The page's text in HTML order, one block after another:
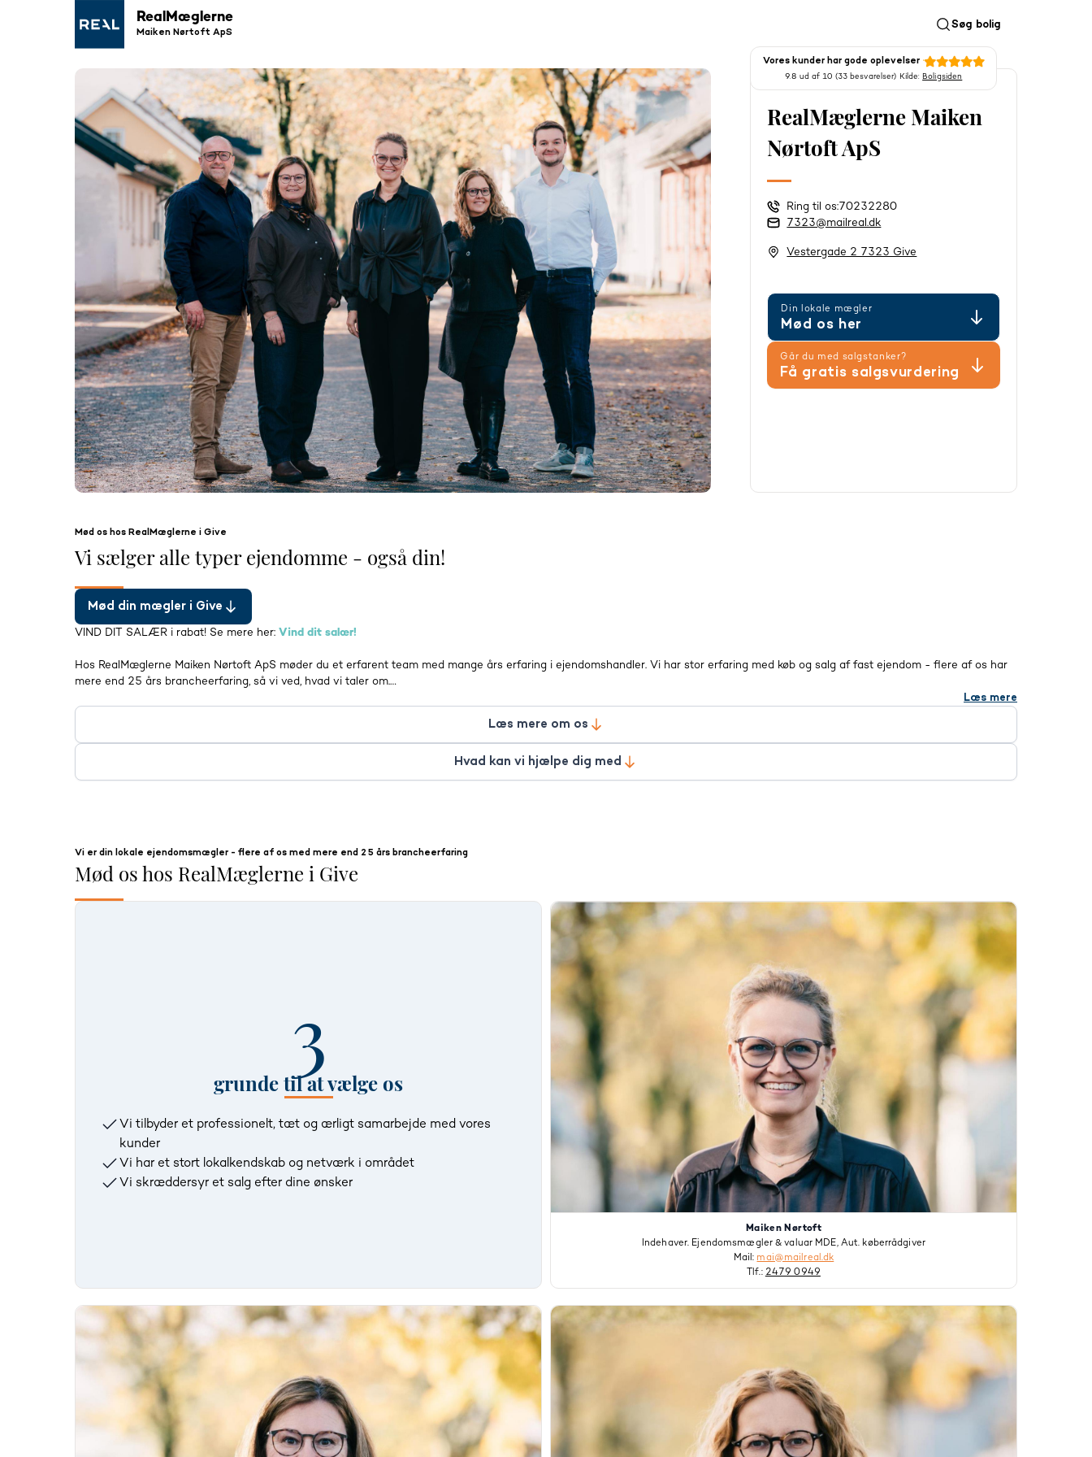
RealMæglerne
Maiken Nørtoft ApS
Søg bolig
Vores kunder har gode oplevelser
9.8 ud af 10 (33 besvarelser) Kilde: Boligsiden
RealMæglerne Maiken
Nørtoft ApS
Ring til os:70232280
7323@mailreal.dk
Vestergade 2 7323 Give
Din lokale mægler
Mød os her
Går du med salgstanker?
Få gratis salgsvurdering
Mød os hos RealMæglerne i Give
Vi sælger alle typer ejendomme - også din!
Mød din mægler i Give
VIND DIT SALÆR i rabat! Se mere her: Vind dit salær!
Hos RealMæglerne Maiken Nørtoft ApS møder du et erfarent team med mange års erfaring i ejendomshandler. Vi har stor erfaring med køb og salg af fast ejendom - flere af os har
mere end 25 års brancheerfaring, så vi ved, hvad vi taler om.
Vi har erfaring med salg af stort set alle typer ejendomme, herunder parcelhuse, andelsboliger, fritidshuse, ejerlejligheder, hobbylandbrug, skov- og naturejendomme, blandet bolig- og
erhvervsejendomme, projektsalg og mindre udlejnings- og erhvervsejendomme. Her henviser vi til vores erhvervsside, som du finder lige i toppen af siden.
Når det handler om markedsføring, så rammer vi bredt med lokale medier, sociale medier, boligsiden.dk m.v., og så har vi siden november 2023 ligeledes annonceret vores emner i
Hos RealMæglerne Maiken Nørtoft ApS handler vi med omtanke. Sæt derfor ikke din bolig til salg, før du har talt med os - vi vil nemlig gerne være DIN ejendomsmægler, så DU får den
Læs mere
Læs mere om os
Hvad kan vi hjælpe dig med
Vi er din lokale ejendomsmægler - flere af os med mere end 25 års brancheerfaring
Mød os hos RealMæglerne i Give
3
grunde til at vælge os
Vi tilbyder et professionelt, tæt og ærligt samarbejde med vores
kunder
Vi har et stort lokalkendskab og netværk i området
Vi skræddersyr et salg efter dine ønsker
Maiken Nørtoft
Indehaver. Ejendomsmægler & valuar MDE, Aut. køberrådgiver
Mail: mai@mailreal.dk
Tlf.: 2479 0949